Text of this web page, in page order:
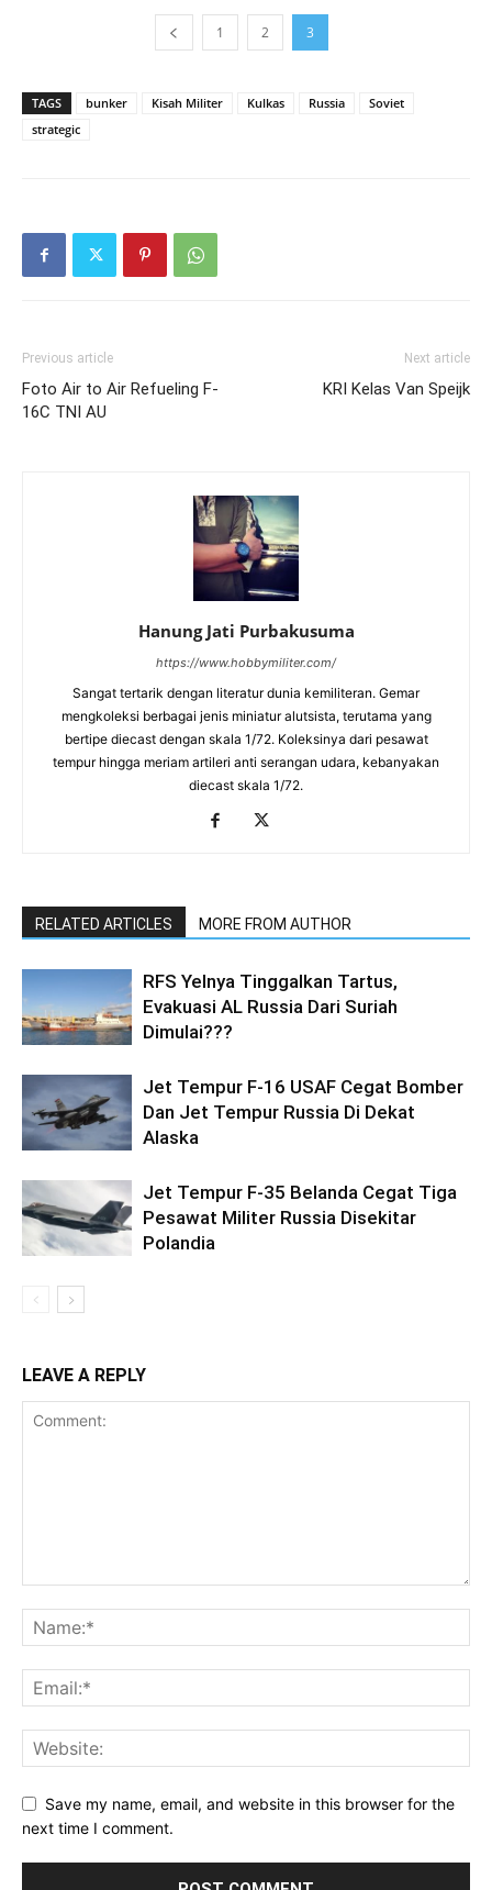
1 2 3
TAGS bunker Kisah Militer Kulkas Russia
Soviet
strategic
Previous article
Foto Air to Air Refueling F-
16C TNI AU
Next article
KRI Kelas Van Speijk
Hanung Jati Purbakusuma
https://www.hobbymiliter.com/
Sangat tertarik dengan literatur dunia kemiliteran. Gemar
mengkoleksi berbagai jenis miniatur alutsista, terutama yang
bertipe diecast dengan skala 1/72. Koleksinya dari pesawat
tempur hingga meriam artileri anti serangan udara, kebanyakan
diecast skala 1/72.
RELATED ARTICLES MORE FROM AUTHOR
RFS Yelnya Tinggalkan Tartus,
Evakuasi AL Russia Dari Suriah
Dimulai???
Jet Tempur F-16 USAF Cegat Bomber
Dan Jet Tempur Russia Di Dekat
Alaska
Jet Tempur F-35 Belanda Cegat Tiga
Pesawat Militer Russia Disekitar
Polandia
LEAVE A REPLY
Save my name, email, and website in this browser for the
next time I comment.